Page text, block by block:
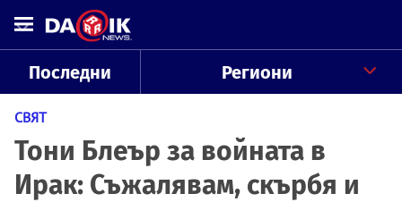
Последни Региони
СВЯТ
Тони Блеър за войната в
Ирак: Съжалявам, скърбя и